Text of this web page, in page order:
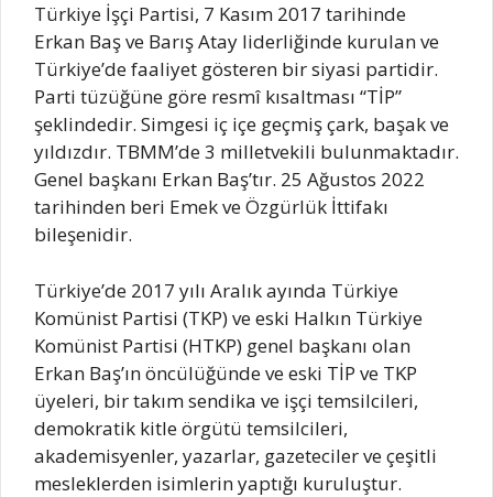
Türkiye İşçi Partisi, 7 Kasım 2017 tarihinde
Erkan Baş ve Barış Atay liderliğinde kurulan ve
Türkiye’de faaliyet gösteren bir siyasi partidir.
Parti tüzüğüne göre resmî kısaltması “TİP”
şeklindedir. Simgesi iç içe geçmiş çark, başak ve
yıldızdır. TBMM’de 3 milletvekili bulunmaktadır.
Genel başkanı Erkan Baş’tır. 25 Ağustos 2022
tarihinden beri Emek ve Özgürlük İttifakı
bileşenidir.
Türkiye’de 2017 yılı Aralık ayında Türkiye
Komünist Partisi (TKP) ve eski Halkın Türkiye
Komünist Partisi (HTKP) genel başkanı olan
Erkan Baş’ın öncülüğünde ve eski TİP ve TKP
üyeleri, bir takım sendika ve işçi temsilcileri,
demokratik kitle örgütü temsilcileri,
akademisyenler, yazarlar, gazeteciler ve çeşitli
mesleklerden isimlerin yaptığı kuruluştur.